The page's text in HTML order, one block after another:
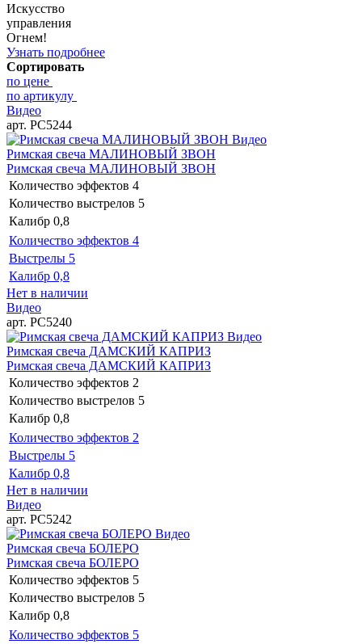
Искусство
управления
Огнем!
Узнать подробнее
Сортировать
по цене
по артикулу
Видео
арт. РС5244
Видео
Римская свеча МАЛИНОВЫЙ ЗВОН
Римская свеча МАЛИНОВЫЙ ЗВОН
Количество эффектов 4
Количество выстрелов 5
Калибр 0,8
Количество эффектов 4
Выстрелы 5
Калибр 0,8
Нет в наличии
Видео
арт. РС5240
Видео
Римская свеча ДАМСКИЙ КАПРИЗ
Римская свеча ДАМСКИЙ КАПРИЗ
Количество эффектов 2
Количество выстрелов 5
Калибр 0,8
Количество эффектов 2
Выстрелы 5
Калибр 0,8
Нет в наличии
Видео
арт. РС5242
Видео
Римская свеча БОЛЕРО
Римская свеча БОЛЕРО
Количество эффектов 5
Количество выстрелов 5
Калибр 0,8
Количество эффектов 5